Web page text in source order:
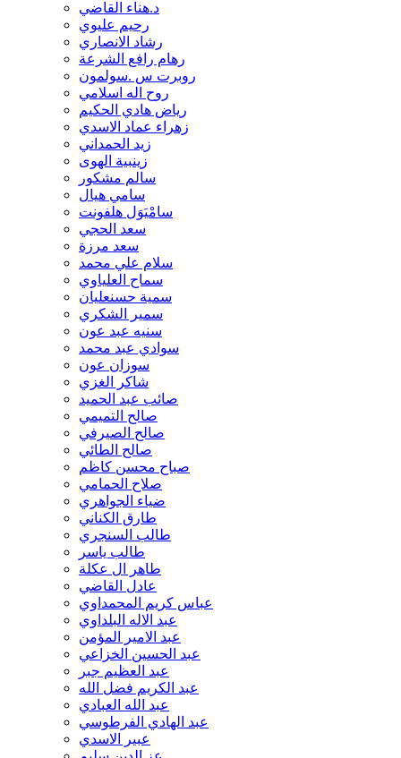
فاضل عباس
فرات الحجاج
فراس شاكر
فلاح الشابندر
قاسم الطائي
قاسم العبودي
قاسم قصير واحمد يس
كريم وحيد الخفاجي
ليث عصام العبيدي
مؤسسة المثقف العربي
مات آندروز ولانت بريتشة ومايكل ولكوك
ماجد الغرباوي
مازن مرسول محمد
مالك ابو حمدان
مالك العظماوي
محسن الجواهري
محمد الشبوط
محمد بن شهر اشوب
محمد بن عزالدين المغربي
محمد تقي جمال الدين
محمد ثامر
محمد جعفر العارضي
محمد جواد الجزائري
محمد حسن الامين
محمد رضا الحسيني
محمد سليمان الشمري
محمد عبد الجبار الشبوط
محمد غزال القريشي
محمد فلسطين حمزة
محمد محي الجنابي
محمد مرعي جاسم
محمود النعيمي
مسلم خليل
مصطفى حسين
مصعب التميمي
معهد العلمين
مكتبة الروضة الحيدرية
منتصر الحسناوي
منذر مرزة
منصر الحسناوي
موسى الكرباسي
موسى نصار
مي الحسني
ناصر الحجاج
د.هناء القاضي
رحيم عليوي
رشاد الانصاري
رهام رافع الشرعة
روبرت س .سولمون
روح اله اسلامي
رياض هادي الحكيم
زهراء عماد الاسدي
زيد الحمداني
زينبية الهوى
سالم مشكور
سامي هيال
سامْيَوَل هلفونت
سعد الحجي
سعد مرزة
سلام علي محمد
سماح العلياوي
سمية حسنعليان
سمير الشكري
سنيه عبد عون
سوادي عبد محمد
سوزان عون
شاكر الغزي
صائب عبد الحميد
صالح التميمي
صالح الصيرفي
صالح الطائي
صباح محسن كاظم
صلاح الحمامي
ضياء الجواهري
طارق الكناني
طالب السنجري
طالب ياسر
طاهر ال عكلة
عادل القاضي
عباس كريم المحمداوي
عبد الاله البلداوي
عبد الامير المؤمن
عبد الحسين الخزاعي
عبد العظيم جبر
عبد الكريم فضل الله
عبد الله العبادي
عبد الهادي الفرطوسي
عبير الاسدي